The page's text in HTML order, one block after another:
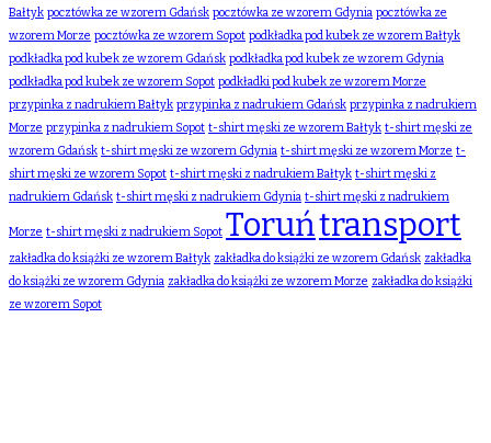
Bałtyk pocztówka ze wzorem Gdańsk pocztówka ze wzorem Gdynia pocztówka ze
wzorem Morze pocztówka ze wzorem Sopot podkładka pod kubek ze wzorem Bałtyk
podkładka pod kubek ze wzorem Gdańsk podkładka pod kubek ze wzorem Gdynia
podkładka pod kubek ze wzorem Sopot podkładki pod kubek ze wzorem Morze
przypinka z nadrukiem Bałtyk przypinka z nadrukiem Gdańsk przypinka z nadrukiem
Morze przypinka z nadrukiem Sopot t-shirt męski ze wzorem Bałtyk t-shirt męski ze
wzorem Gdańsk t-shirt męski ze wzorem Gdynia t-shirt męski ze wzorem Morze t-
shirt męski ze wzorem Sopot t-shirt męski z nadrukiem Bałtyk t-shirt męski z
nadrukiem Gdańsk t-shirt męski z nadrukiem Gdynia t-shirt męski z nadrukiem
Morze t-shirt męski z nadrukiem Sopot Toruńtransport
zakładka do książki ze wzorem Bałtyk zakładka do książki ze wzorem Gdańsk zakładka
do książki ze wzorem Gdynia zakładka do książki ze wzorem Morze zakładka do książki
ze wzorem Sopot